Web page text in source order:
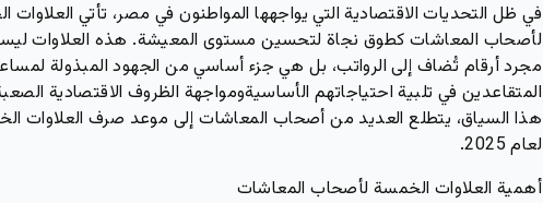
في ظل التحديات الاقتصادية التي يواجهها المواطنون في مصر، تأتي العلاوات
لأصحاب المعاشات كطوق نجاة لتحسين مستوى المعيشة. هذه العلاوات
مجرد أرقام تُضاف إلى الرواتب، بل هي جزء أساسي من الجهود المبذولة
المتقاعدين في تلبية احتياجاتهم الأساسيةومواجهة الظروف الاقتصادية
هذا السياق، يتطلع العديد من أصحاب المعاشات إلى موعد صرف العلاوات
لعام 2025.
أهمية العلاوات الخمسة لأصحاب المعاشات